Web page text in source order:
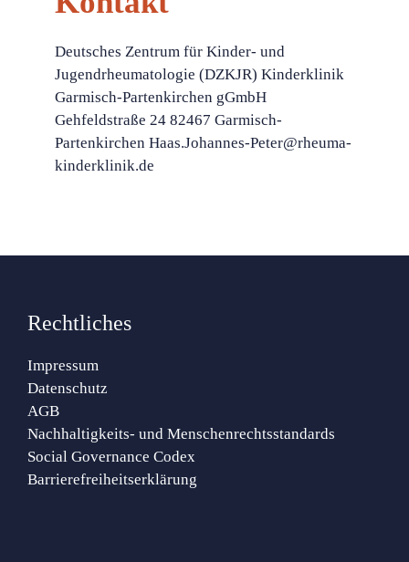
Deutsches Zentrum für Kinder- und
Jugendrheumatologie (DZKJR) Kinderklinik
Garmisch-Partenkirchen gGmbH
Gehfeldstraße 24 82467 Garmisch-
Partenkirchen Haas.Johannes-Peter@rheuma-
kinderklinik.de
Rechtliches
Impressum
Datenschutz
AGB
Nachhaltigkeits- und Menschenrechtsstandards
Social Governance Codex
Barrierefreiheitserklärung